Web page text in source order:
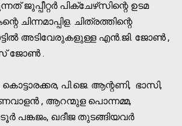
ജുപ്പീറ്റര്‍ പിക്‌ചേഴ്‌സിന്റെ ഉടമ
ചിന്നമാപ്പിള. ചിത്രത്തിന്റെ
അടിവേരുകളുള്ള എന്‍.ജി. ജോണ്‍ ,
ജോണ്‍ .
പി.ജെ. ആന്റണി, ഭാസി,
, ആറന്മുള പൊന്നമ്മ,
പങ്കജം, ഖദീജ തുടങ്ങിയവര്‍